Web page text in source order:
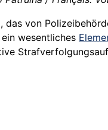
von
wesentliches